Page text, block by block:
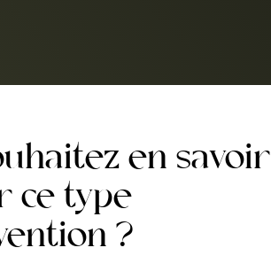
en savoir
ce type
?